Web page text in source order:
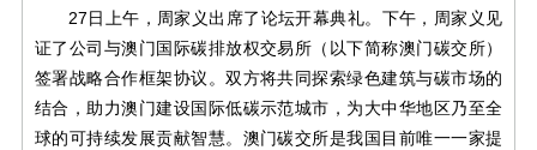
27日上午，周家义出席了论坛开幕典礼。下午，周家义见
证了公司与澳门国际碳排放权交易所（以下简称澳门碳交所）
签署战略合作框架协议。双方将共同探索绿色建筑与碳市场的
结合，助力澳门建设国际低碳示范城市，为大中华地区乃至全
球的可持续发展贡献智慧。澳门碳交所是我国目前唯一一家提